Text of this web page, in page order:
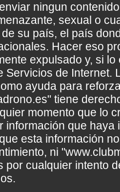
ningun
sexual o
su país, el país
Hacer eso
expulsado y, si
Servicios de Internet.
ayuda para
tiene
momento que lo
información que
esta información
ni
por cualquier intento